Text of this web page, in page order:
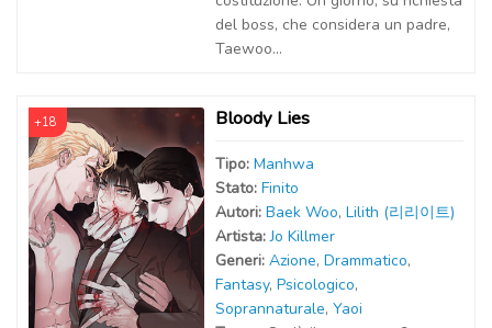
del boss, che considera un padre,
Taewoo...
+18 Bloody Lies
Tipo: Manhwa
Stato: Finito
Autori: Baek Woo, Lilith (리리이트)
Artista:Jo Killmer
Generi: Azione, Drammatico,
Fantasy, Psicologico,
Soprannaturale, Yaoi